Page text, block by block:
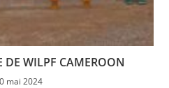
DE WILPF CAMEROON
mai 2024